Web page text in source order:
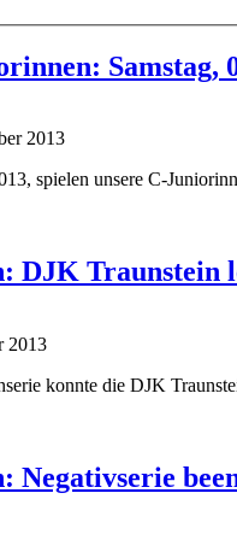
Samstag,
2013
spielen unsere C-
DJK Traunstein
2013
konnte die DJK
Negativserie